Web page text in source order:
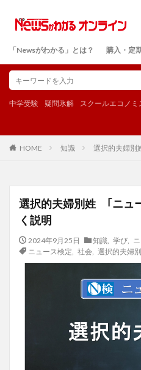
「Newsがわかる」とは？ 購入・定
中学受験 疑問氷解 スクールエコノ
HOME 知識 選択的夫婦別
選択的夫婦別姓 ｢ニュ
く説明
2024年9月25日 知識 学び
ニュース検定
社会, 選択的夫婦
検